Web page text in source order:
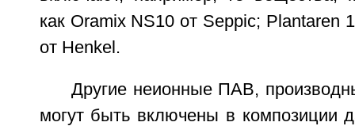
как Oramix NS10 от Seppic; Plantaren
от Henkel.
Другие неионные ПАВ,
могут быть включены в композиции